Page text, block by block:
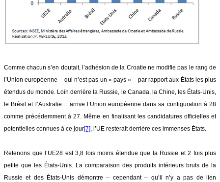
Comme chacun s’en doutait, l’adhésion de la Croatie ne modifie pas le rang de
l’Union européenne – qui n’est pas un « pays » – par rapport aux États les plus
étendus du monde. Loin derrière la Russie, le Canada, la Chine, les États-Unis,
le Brésil et l’Australie… arrive l’Union européenne dans sa configuration à 28
comme précédemment à 27. Même en finalisant les candidatures officielles et
potentielles connues à ce jour[7], l’UE resterait derrière ces immenses États.
Retenons que l’UE28 est 3,8 fois moins étendue que la Russie et 2 fois plus
petite que les États-Unis. La comparaison des produits intérieurs bruts de la
Russie et des États-Unis démontre – cependant – qu’il n’y a pas de lien